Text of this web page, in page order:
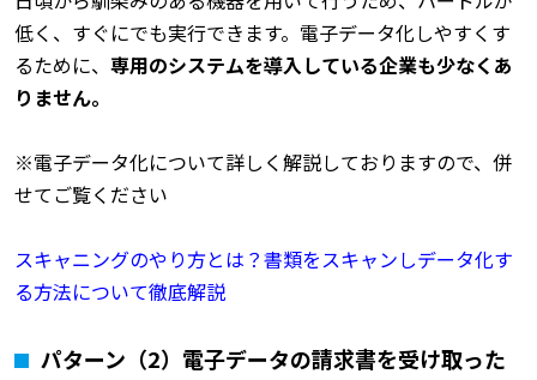
低く、すぐにでも実行できます。電子データ化しやすくす
るために、 専用のシステムを導入している企業も少なくあ
りません。
※電子データ化について詳しく解説しておりますので、併
せてご覧ください
スキャニングのやり方とは？書類をスキャンしデータ化す
る方法について徹底解説
パターン（2）電子データの請求書を受け取った